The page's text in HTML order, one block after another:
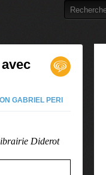
GABRIEL PERI
Diderot